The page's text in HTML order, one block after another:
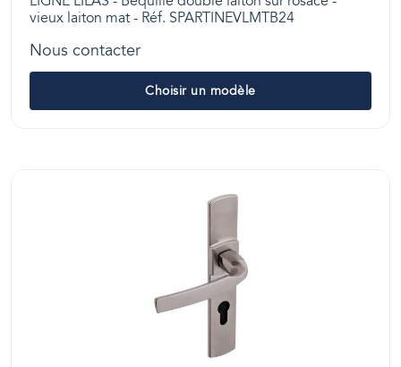
vieux laiton mat - Réf. SPARTINEVLMTB24
Nous contacter
Choisir un modèle